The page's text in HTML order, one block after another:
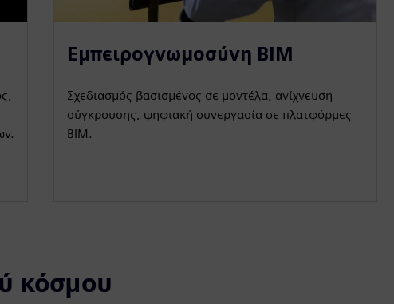
Εμπειρογνωμοσύνη BIM
Σχεδιασμός βασισμένος σε μοντέλα, ανίχνευση
σύγκρουσης, ψηφιακή συνεργασία σε πλατφόρμες
BIM.
κόσμου